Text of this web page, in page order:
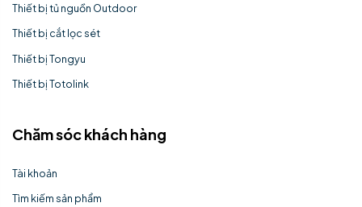
Thiết bị tủ nguồn Outdoor
Thiết bị cắt lọc sét
Thiết bị Tongyu
Thiết bị Totolink
Chăm sóc khách hàng
Tài khoản
Tìm kiếm sản phẩm